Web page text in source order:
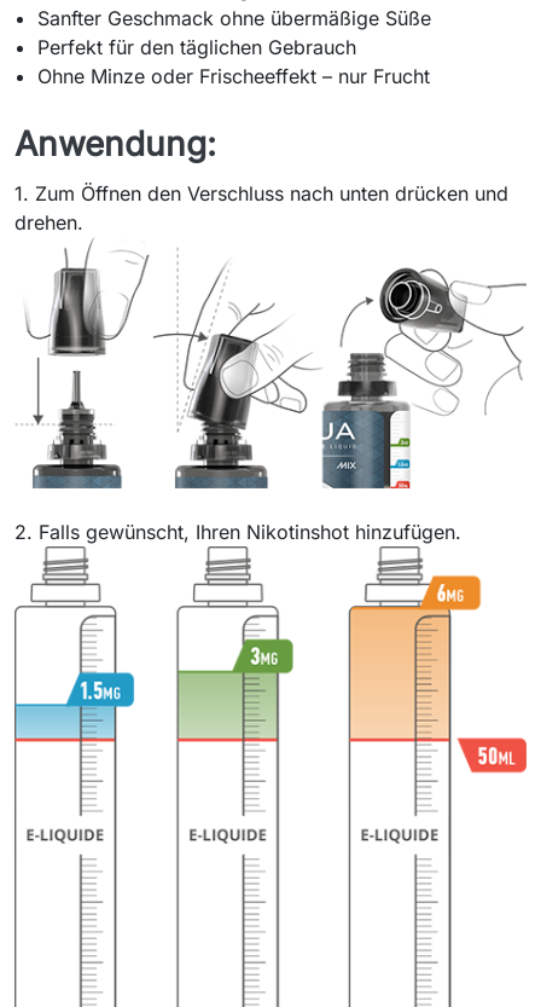
Sanfter Geschmack ohne übermäßige Süße
Perfekt für den täglichen Gebrauch
Ohne Minze oder Frischeeffekt – nur Frucht
Anwendung:
1. Zum Öffnen den Verschluss nach unten drücken und
drehen.
2. Falls gewünscht, Ihren Nikotinshot hinzufügen.